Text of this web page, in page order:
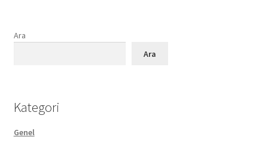
Ara
Ara
Kategori
Genel